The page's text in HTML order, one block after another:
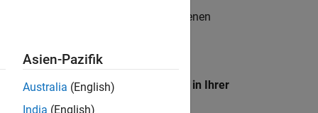
. Wenn Sie noch immer keine offenen
unseres
Standort, um alle Stellenangebote in Ihrer
Asien-Pazifik
Australia (English)
India (English)